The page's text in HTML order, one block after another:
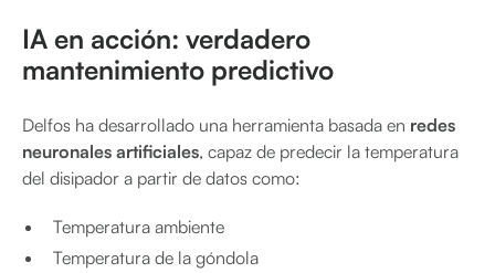
IA en acción: verdadero
mantenimiento predictivo
Delfos ha desarrollado una herramienta basada en redes
neuronales artificiales, capaz de predecir la temperatura
del disipador a partir de datos como:
Temperatura ambiente
Temperatura de la góndola